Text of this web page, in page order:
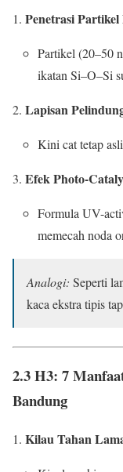
Penetrasi Partikel
Partikel (20–50
ikatan Si–O–Si
Lapisan
Kini cat tetap
Efek Photo-
Formula UV-
memecah noda
Analogi: Seperti
kaca ekstra tipis
2.3 H3: 7
Bandung
Kilau Tahan